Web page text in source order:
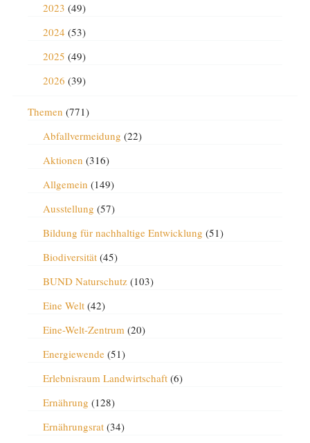
2023 (49)
2024 (53)
2025 (49)
2026 (39)
Themen (771)
Abfallvermeidung (22)
Aktionen (316)
Allgemein (149)
Ausstellung (57)
Bildung für nachhaltige Entwicklung (51)
Biodiversität(45)
BUND Naturschutz(103)
Eine Welt(42)
Eine-Welt-Zentrum(20)
Energiewende(51)
Erlebnisraum Landwirtschaft(6)
Ernährung (128)
Ernährungsrat(34)